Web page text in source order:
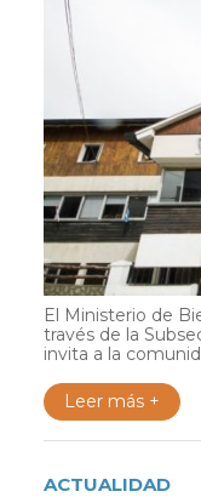
El Ministerio de
través de la
invita a la
Leer más +
ACTUALIDAD